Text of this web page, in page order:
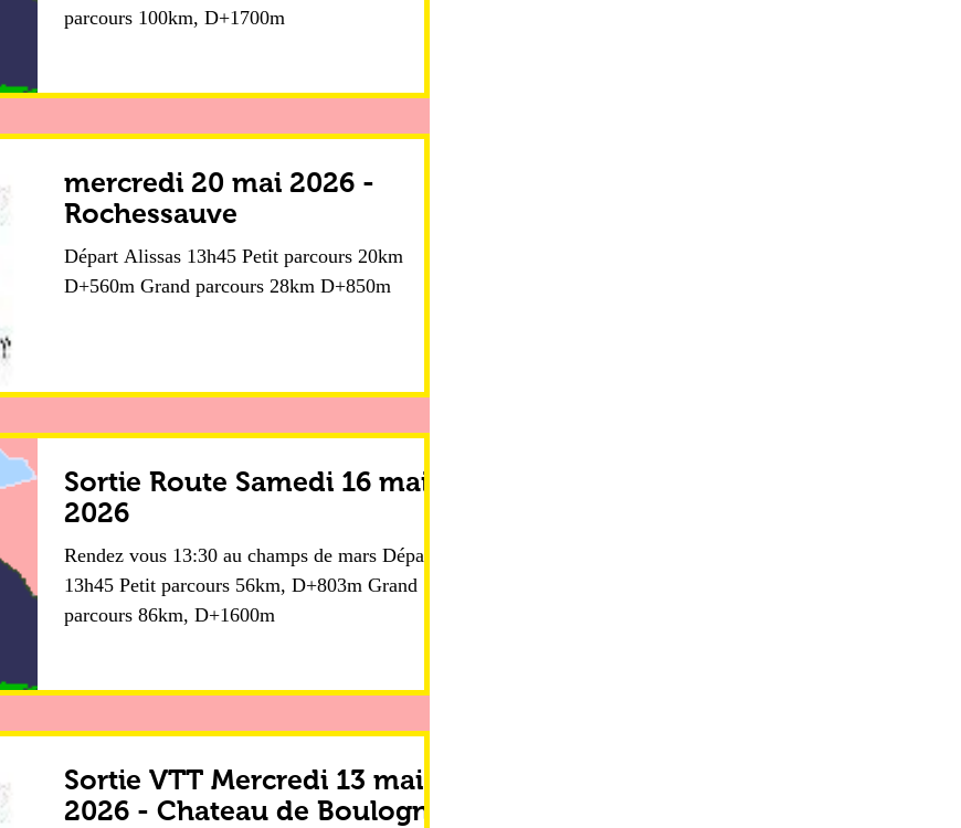
parcours 100km, D+1700m
mercredi 20 mai 2026 -
Rochessauve
Départ Alissas 13h45 Petit parcours 20km
D+560m Grand parcours 28km D+850m
Sortie Route Samedi 16 mai
2026
Rendez vous 13:30 au champs de mars Départ
13h45 Petit parcours 56km, D+803m Grand
parcours 86km, D+1600m
Sortie VTT Mercredi 13 mai
2026 - Chateau de Boulogne